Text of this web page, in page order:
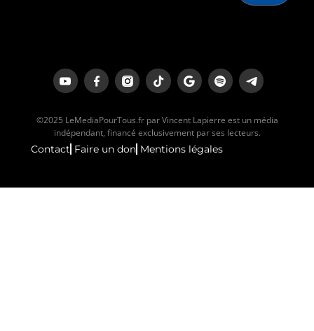
©2025 LeMediaPourTous.fr par Vincent Lapierre est un média
indépendant, financé exclusivement par ses lecteurs.
Contact Faire un don Mentions légales